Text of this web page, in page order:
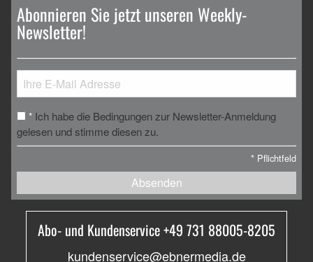
Abonnieren Sie jetzt unseren Weekly-
Newsletter!
* Ich habe die Bedingungen zur Newsletter-Anmeldung
gelesen und stimme diesen zu.
* Pflichtfeld
Absenden
Abo- und Kundenservice +49 731 88005-8205
kundenservice@ebnermedia.de